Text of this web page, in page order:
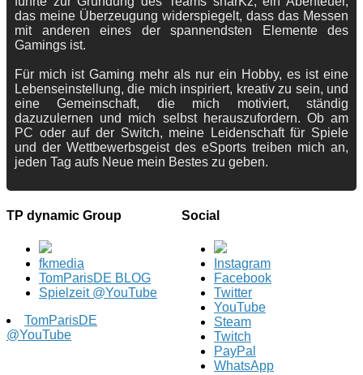
das meine Überzeugung widerspiegelt, dass das Messen
mit anderen eines der spannendsten Elemente des
Gamings ist.
Für mich ist Gaming mehr als nur ein Hobby, es ist eine
Lebenseinstellung, die mich inspiriert, kreativ zu sein, und
eine Gemeinschaft, die mich motiviert, ständig
dazuzulernen und mich selbst herauszufordern. Ob am
PC oder auf der Switch, meine Leidenschaft für Spiele
und der Wettbewerbsgeist des eSports treiben mich an,
jeden Tag aufs Neue mein Bestes zu geben.
TP dynamic Group
fkmedia
TomParisDE BLOG
Spielzeit @YouTube
TomParisDE
@YouTube
Social
Instagram
Facebook
Twitter
YouTube
Steam
Twitch
PayPal
WhatsApp